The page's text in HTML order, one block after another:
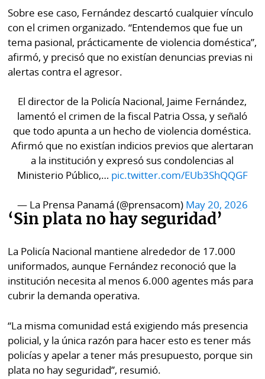
Sobre ese caso, Fernández descartó cualquier vínculo
con el crimen organizado. “Entendemos que fue un
tema pasional, prácticamente de violencia doméstica”,
afirmó, y precisó que no existían denuncias previas ni
alertas contra el agresor.
El director de la Policía Nacional, Jaime Fernández,
lamentó el crimen de la fiscal Patria Ossa, y señaló
que todo apunta a un hecho de violencia doméstica.
Afirmó que no existían indicios previos que alertaran
a la institución y expresó sus condolencias al
Ministerio Público,… pic.twitter.com/EUb3ShQQGF
— La Prensa Panamá (@prensacom) May 20, 2026
‘Sin plata no hay seguridad’
La Policía Nacional mantiene alrededor de 17.000
uniformados, aunque Fernández reconoció que la
institución necesita al menos 6.000 agentes más para
cubrir la demanda operativa.
“La misma comunidad está exigiendo más presencia
policial, y la única razón para hacer esto es tener más
policías y apelar a tener más presupuesto, porque sin
plata no hay seguridad”, resumió.